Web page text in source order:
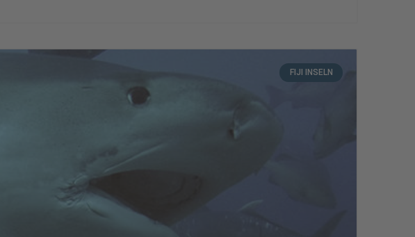
FIJI INSELN